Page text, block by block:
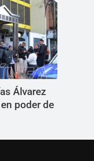
Álvarez
poder de